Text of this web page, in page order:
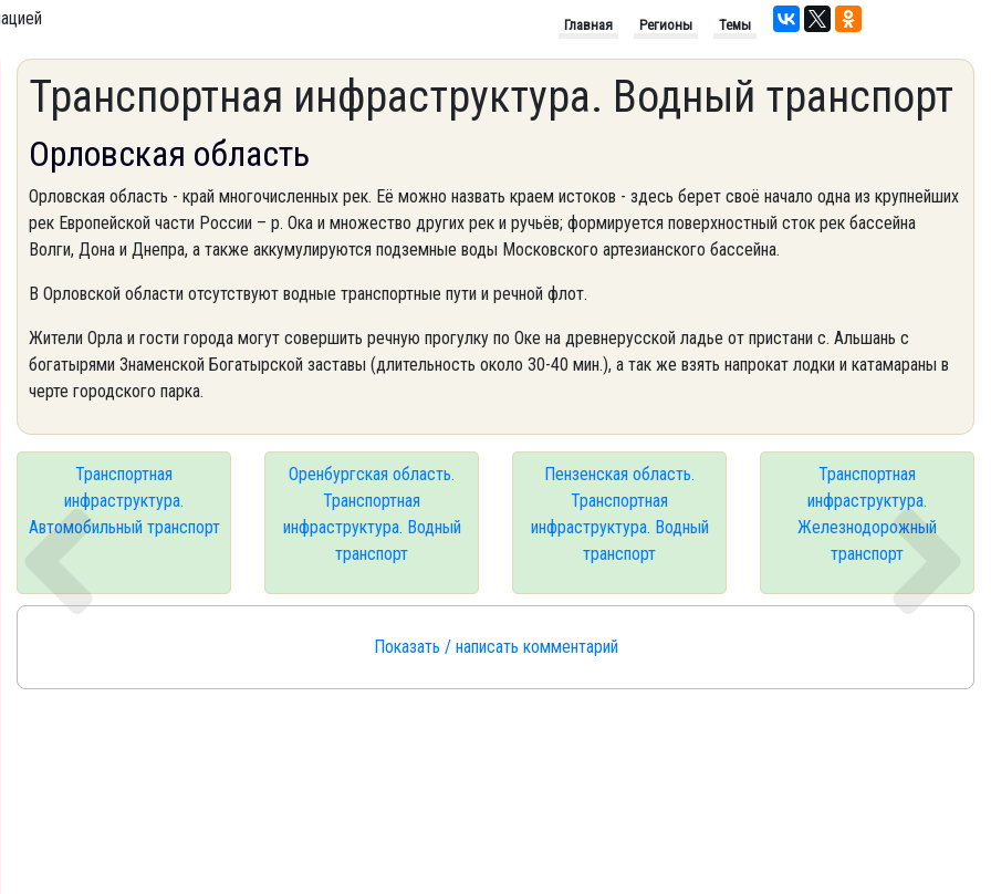
Главная Регионы Темы
Транспортная инфраструктура. Водный транспорт
Орловская область
Орловская область - край многочисленных рек. Её можно назвать краем истоков - здесь берет своё начало одна из крупнейших
рек Европейской части России – р. Ока и множество других рек и ручьёв; формируется поверхностный сток рек бассейна
Волги, Дона и Днепра, а также аккумулируются подземные воды Московского артезианского бассейна.
В Орловской области отсутствуют водные транспортные пути и речной флот.
Жители Орла и гости города могут совершить речную прогулку по Оке на древнерусской ладье от пристани с. Альшань с
богатырями Знаменской Богатырской заставы (длительность около 30-40 мин.), а так же взять напрокат лодки и катамараны в
черте городского парка.
Транспортная
инфраструктура.
Автомобильный транспорт
Оренбургская область.
Транспортная
инфраструктура. Водный
транспорт
Пензенская область.
Транспортная
инфраструктура. Водный
транспорт
Транспортная
инфраструктура.
Железнодорожный
транспорт
Показать / написать комментарий